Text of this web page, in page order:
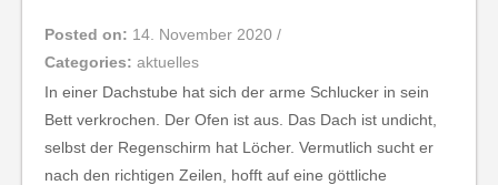
Posted on: 14. November 2020 /
Categories: aktuelles
In einer Dachstube hat sich der arme Schlucker in sein
Bett verkrochen. Der Ofen ist aus. Das Dach ist undicht,
selbst der Regenschirm hat Löcher. Vermutlich sucht er
nach den richtigen Zeilen, hofft auf eine göttliche